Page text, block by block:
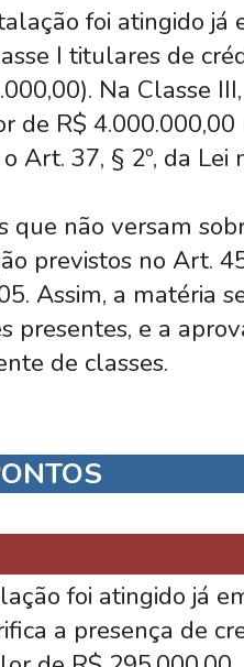
foi atingido já
I titulares de
Na Classe
de R$
Art. 37, § 2º, da Lei
que não versam
previstos no Art.
Assim, a matéria
presentes, e a
de classes.
foi atingido já
a presença de